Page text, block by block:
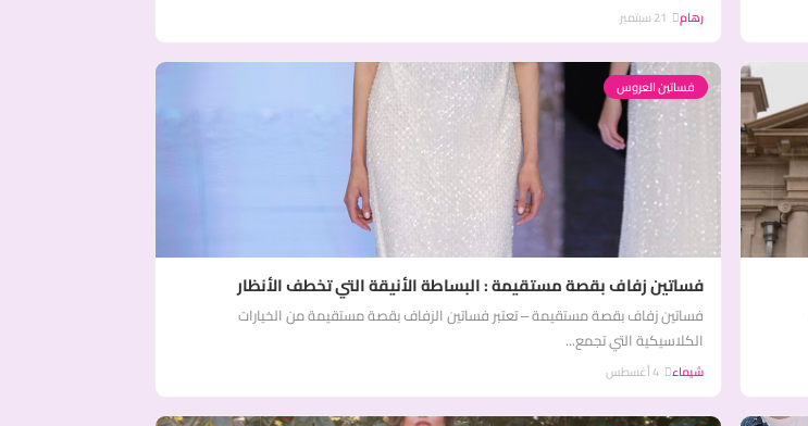
رهام
فساتين العروس
فساتين زفاف بقصة مستقيمة : البساطة الأنيقة التي تخطف الأنظار
فساتين زفاف بقصة مستقيمة – تعتبر فساتين الزفاف بقصة مستقيمة من الخيارات
الكلاسيكية التي تجمع...
شيماء